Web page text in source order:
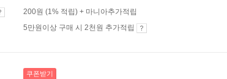
200원 (1% 적립) + 마니아추가적립
5만원이상 구매 시 2천원 추가적립
쿠폰받기